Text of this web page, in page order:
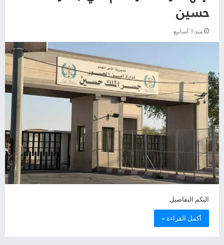
حسين
منذ 3 أسابيع
اليكم التفاصيل
أكمل القراءة »